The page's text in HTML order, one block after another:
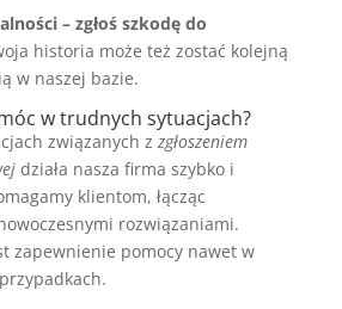
– zgłoś szkodę do
historia może też zostać kolejną
w naszej bazie.
w trudnych sytuacjach?
związanych z zgłoszeniem
działa nasza firma szybko i
klientom, łącząc
rozwiązaniami.
zapewnienie pomocy nawet w